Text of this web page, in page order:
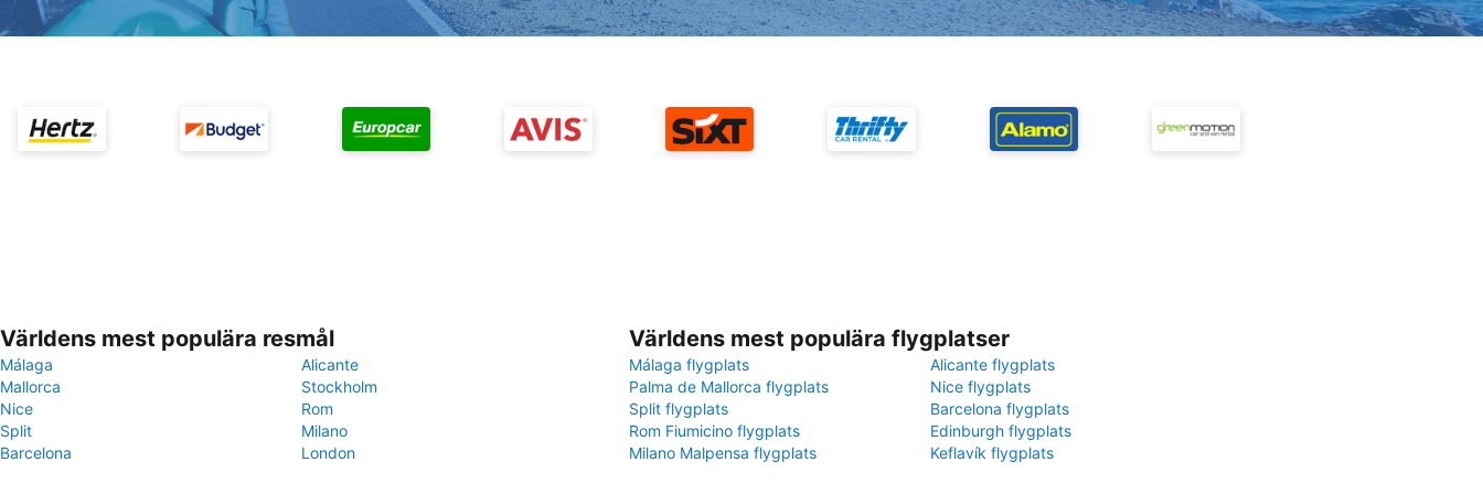
Världens mest populära resmål
Málaga
Alicante
Mallorca
Stockholm
Nice
Rom
Split
Milano
Barcelona
London
Världens mest populära flygplatser
Málaga flygplats
Alicante flygplats
Palma de Mallorca flygplats
Nice flygplats
Split flygplats
Barcelona flygplats
Rom Fiumicino flygplats
Edinburgh flygplats
Milano Malpensa flygplats
Keflavík flygplats